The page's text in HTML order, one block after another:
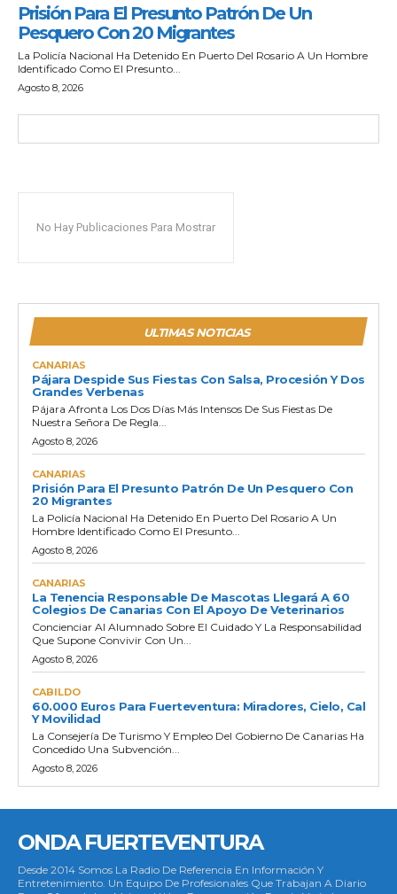
Prisión Para El Presunto Patrón De Un
Pesquero Con 20 Migrantes
La Policía Nacional Ha Detenido En Puerto Del Rosario A Un Hombre
Identificado Como El Presunto...
Agosto 8, 2026
No Hay Publicaciones Para Mostrar
ULTIMAS NOTICIAS
CANARIAS
Pájara Despide Sus Fiestas Con Salsa, Procesión Y Dos
Grandes Verbenas
Pájara Afronta Los Dos Días Más Intensos De Sus Fiestas De
Nuestra Señora De Regla...
Agosto 8, 2026
CANARIAS
Prisión Para El Presunto Patrón De Un Pesquero Con
20 Migrantes
La Policía Nacional Ha Detenido En Puerto Del Rosario A Un
Hombre Identificado Como El Presunto...
Agosto 8, 2026
CANARIAS
La Tenencia Responsable De Mascotas Llegará A 60
Colegios De Canarias Con El Apoyo De Veterinarios
Concienciar Al Alumnado Sobre El Cuidado Y La Responsabilidad
Que Supone Convivir Con Un...
Agosto 8, 2026
CABILDO
60.000 Euros Para Fuerteventura: Miradores, Cielo, Cal
Y Movilidad
La Consejería De Turismo Y Empleo Del Gobierno De Canarias Ha
Concedido Una Subvención...
Agosto 8, 2026
ONDA FUERTEVENTURA
Desde 2014 Somos La Radio De Referencia En Información Y
Entretenimiento. Un Equipo De Profesionales Que Trabajan A Diario